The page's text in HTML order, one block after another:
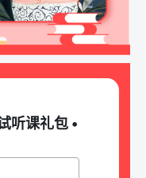
听课礼包 •